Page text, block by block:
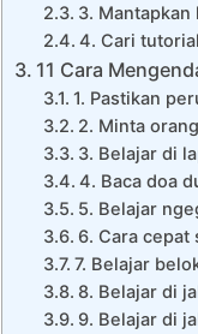
3.
4. Cari
11 Cara
1. Pastikan
2. Minta
3. Belajar di
4. Baca doa
5. Belajar
6. Cara cepat
7. Belajar
8. Belajar di
9. Belajar di